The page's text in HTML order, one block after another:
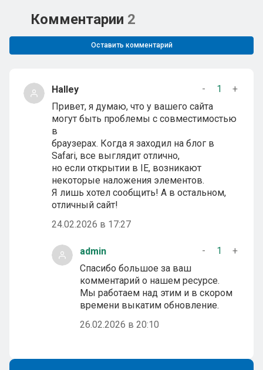
Комментарии 2
Оставить комментарий
Halley - 1
+
Привет, я думаю, что у вашего сайта
могут быть проблемы с совместимостью
в
браузерах. Когда я заходил на блог в
Safari, все выглядит отлично,
но если открытии в IE, возникают
некоторые наложения элементов.
Я лишь хотел сообщить! А в остальном,
отличный сайт!
24.02.2026 в 17:27
admin - 1
+
Спасибо большое за ваш
комментарий о нашем ресурсе.
Мы работаем над этим и в скором
времени выкатим обновление.
26.02.2026 в 20:10